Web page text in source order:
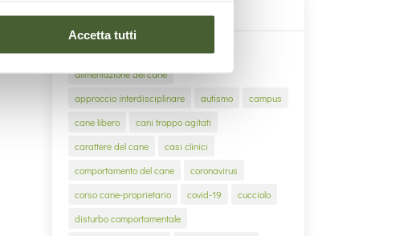
Accetta tutti
Tag
alimentazione del cane
approccio interdisciplinare
autismo
campus
cane libero
cani troppo agitati
carattere del cane
casi clinici
comportamento del cane
coronavirus
corso cane-proprietario
covid-19
cucciolo
disturbo comportamentale